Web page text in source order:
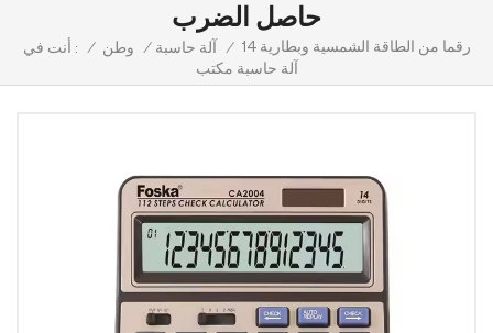
حاصل الضرب
أنت في : / وطن / آلة حاسبة / 14 رقما من الطاقة الشمسية وبطارية
آلة حاسبة مكتب